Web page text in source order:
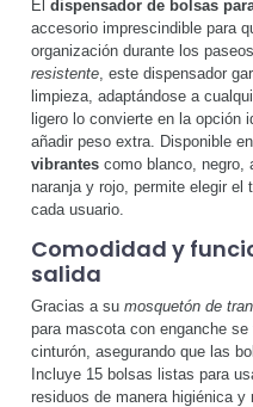
El dispensador de bolsas
accesorio imprescindible para
organización durante los
resistente, este dispensador
limpieza, adaptándose a
ligero lo convierte en la opción
añadir peso extra. Disponible
vibrantes como blanco, negro,
naranja y rojo, permite elegir el
cada usuario.
Comodidad y
salida
Gracias a su mosquetón de
para mascota con enganche
cinturón, asegurando que las
Incluye 15 bolsas listas para
residuos de manera higiénica